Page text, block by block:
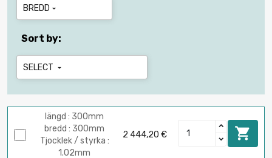
BREDD 
Sort by:
SELECT 
längd : 300mm
bredd : 300mm
Tjocklek / styrka :
1.02mm
2 444,20 € 